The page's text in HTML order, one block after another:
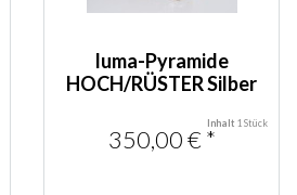
luma-Pyramide
HOCH/RÜSTER Silber
Inhalt 1 Stück
350,00 € *